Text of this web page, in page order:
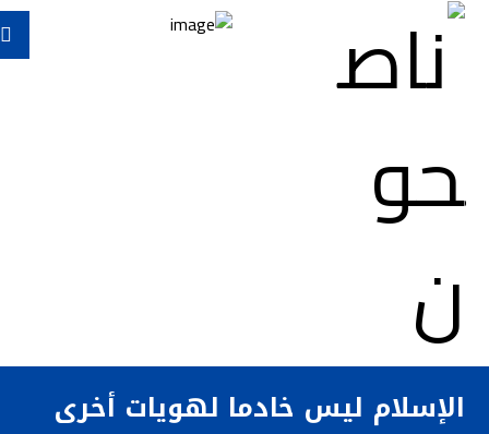
الإسلام ليس خادما لهويات أخرى